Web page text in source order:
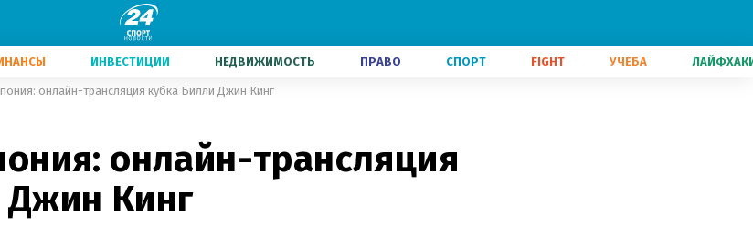
ИНВЕСТИЦИИ НЕДВИЖИМОСТЬ ПРАВО СПОРТ FIGHT УЧЕБА
онлайн-трансляция кубка Билли Джин Кинг
онлайн-трансляция
Джин Кинг